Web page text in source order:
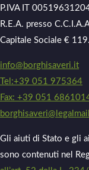
P.IVA IT
R.E.A. presso
Capitale Sociale €
info@borghisaveri.it
Tel:+39 051 975364
Fax: +39 051
Gli aiuti di Stato e gli
sono contenuti nel